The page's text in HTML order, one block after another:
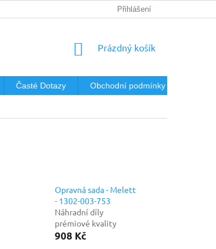
Přihlášení
NÁKUPNÍ
Prázdný košík
Časté Dotazy Obchodní podmínky
Opravná sada - Melett
- 1302-003-753
Náhradní díly
prémiové kvality
908 Kč